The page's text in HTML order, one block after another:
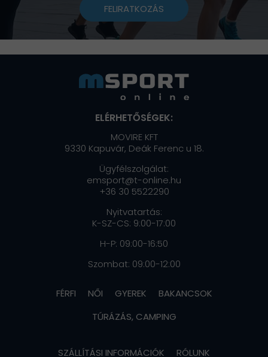
FELIRATKOZÁS
ELÉRHETŐSÉGEK:
MOVIRE KFT
9330 Kapuvár, Deák Ferenc u 18.
Ügyfélszolgálat:
emsport@t-online.hu
+36 30 5522290
Nyitvatartás:
K-SZ-CS: 9:00-17:00
H-P: 09:00-16:50
Szombat: 09:00-12:00
FÉRFI NŐI GYEREK
BAKANCSOK
TÚRÁZÁS, CAMPING
SZÁLLÍTÁSI INFORMÁCIÓK RÓLUNK